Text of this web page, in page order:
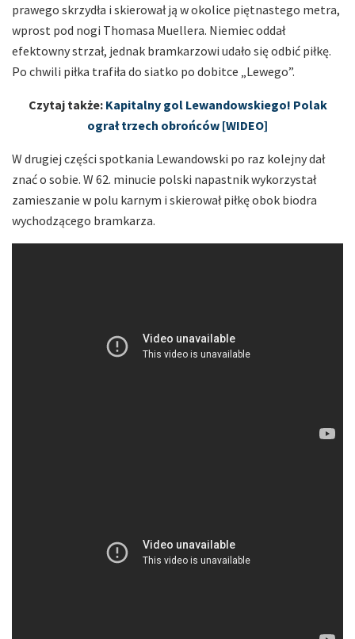
prawego skrzydła i skierował ją w okolice piętnastego metra,
wprost pod nogi Thomasa Muellera. Niemiec oddał
efektowny strzał, jednak bramkarzowi udało się odbić piłkę.
Po chwili piłka trafiła do siatko po dobitce „Lewego”.
Czytaj także: Kapitalny gol Lewandowskiego! Polak
ograł trzech obrońców [WIDEO]
W drugiej części spotkania Lewandowski po raz kolejny dał
znać o sobie. W 62. minucie polski napastnik wykorzystał
zamieszanie w polu karnym i skierował piłkę obok biodra
wychodzącego bramkarza.